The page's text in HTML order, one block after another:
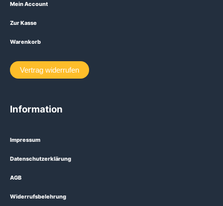
Mein Account
Zur Kasse
Warenkorb
Vertrag widerrufen
Information
Impressum
Datenschutzerklärung
AGB
Widerrufsbelehrung